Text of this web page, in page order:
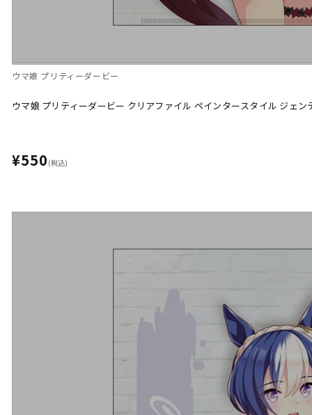
ウマ娘 プリティーダービー
ウマ娘 プリティーダービー クリアファイル ペインタースタイル ジェン
¥550 (税込)